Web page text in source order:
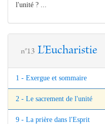
l'unité ? ...
n°13 L'Eucharistie
1 - Exergue et sommaire
2 - Le sacrement de l'unité
9 - La prière dans l'Esprit